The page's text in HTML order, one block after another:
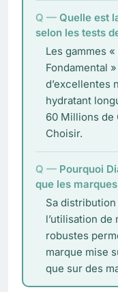
Quelle est
selon les tests
Les gammes
Fondamental
d’excellentes
hydratant
60 Millions de
Choisir.
Pourquoi
que les
Sa
l’utilisation
robustes
marque mise
que sur des